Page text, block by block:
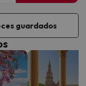
guardados